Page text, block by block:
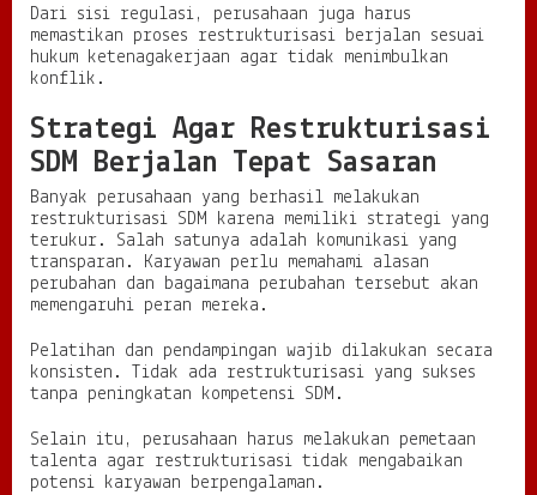
Dari sisi regulasi, perusahaan juga harus
memastikan proses restrukturisasi berjalan sesuai
hukum ketenagakerjaan agar tidak menimbulkan
konflik.
Strategi Agar Restrukturisasi
SDM Berjalan Tepat Sasaran
Banyak perusahaan yang berhasil melakukan
restrukturisasi SDM karena memiliki strategi yang
terukur. Salah satunya adalah komunikasi yang
transparan. Karyawan perlu memahami alasan
perubahan dan bagaimana perubahan tersebut akan
memengaruhi peran mereka.
Pelatihan dan pendampingan wajib dilakukan secara
konsisten. Tidak ada restrukturisasi yang sukses
tanpa peningkatan kompetensi SDM.
Selain itu, perusahaan harus melakukan pemetaan
talenta agar restrukturisasi tidak mengabaikan
potensi karyawan berpengalaman.